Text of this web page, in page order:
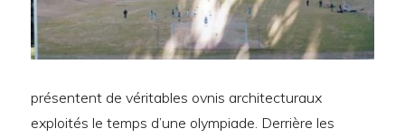
présentent de véritables ovnis architecturaux
exploités le temps d’une olympiade. Derrière les